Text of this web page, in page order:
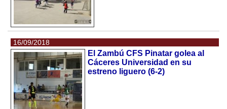
16/09/2018
El Zambú CFS Pinatar golea al
Cáceres Universidad en su
estreno liguero (6-2)